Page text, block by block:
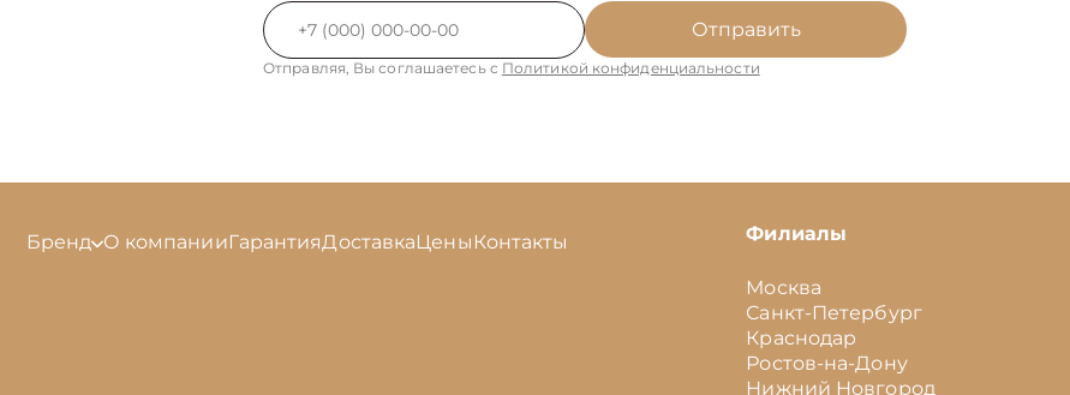
Отправить
Отправляя, Вы соглашаетесь с Политикой конфиденциальности
Бренд О компанииГарантияДоставкаЦены Контакты Филиалы
Москва
Санкт-Петербург
Краснодар
Ростов-на-Дону
Нижний Новгород